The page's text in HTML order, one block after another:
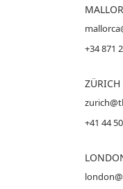
+34 871
ZÜRICH
+41 44